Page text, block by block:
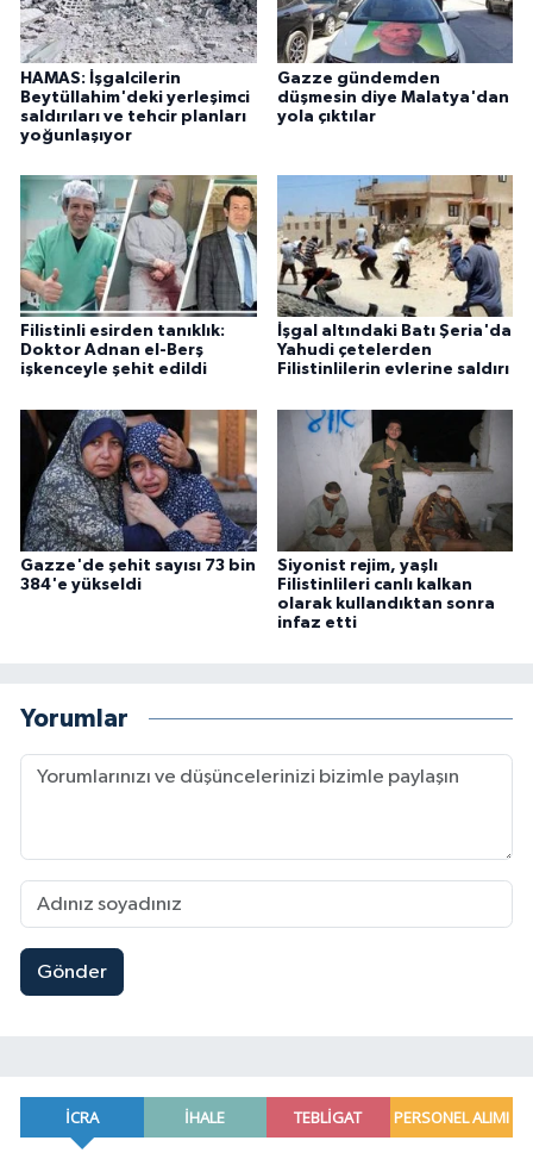
HAMAS: İşgalcilerin
Beytüllahim'deki yerleşimci
saldırıları ve tehcir planları
yoğunlaşıyor
Gazze gündemden
düşmesin diye Malatya'dan
yola çıktılar
Filistinli esirden tanıklık:
Doktor Adnan el-Berş
işkenceyle şehit edildi
İşgal altındaki Batı Şeria'da
Yahudi çetelerden
Filistinlilerin evlerine saldırı
Gazze'de şehit sayısı 73 bin
384'e yükseldi
Siyonist rejim, yaşlı
Filistinlileri canlı kalkan
olarak kullandıktan sonra
infaz etti
Yorumlar
Gönder